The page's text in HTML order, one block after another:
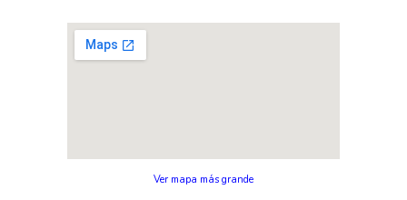
Ver mapa más grande